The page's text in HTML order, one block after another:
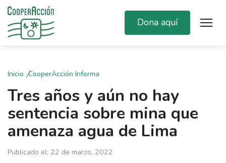
Dona aquí
Inicio CooperAcción Informa
Tres años y aún no hay
sentencia sobre mina que
amenaza agua de Lima
Publicado el: 22 de marzo, 2022